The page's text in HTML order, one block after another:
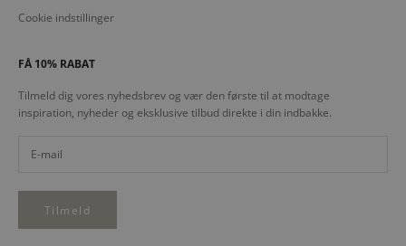
Cookie indstillinger
FÅ 10% RABAT
Tilmeld dig vores nyhedsbrev og vær den første til at modtage
inspiration, nyheder og eksklusive tilbud direkte i din indbakke.
Tilmeld